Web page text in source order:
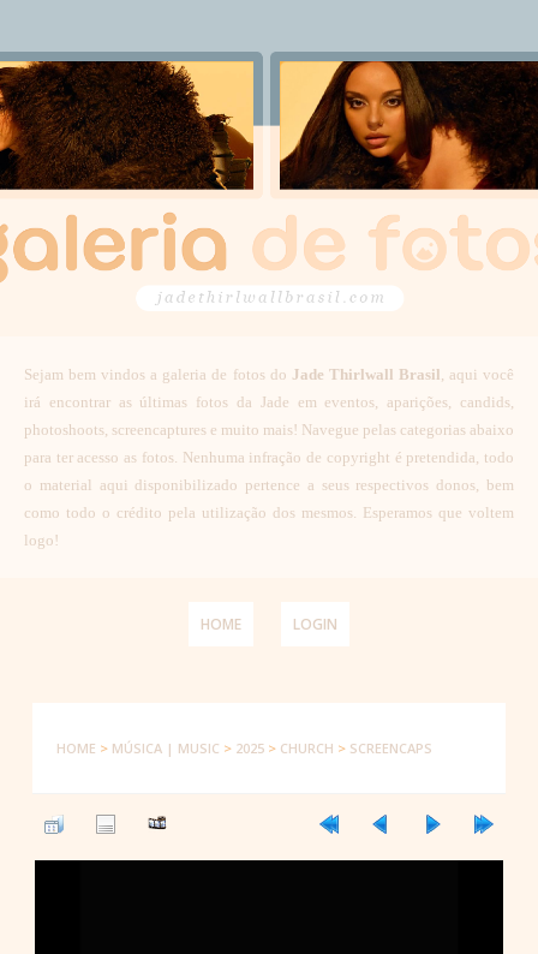
Sejam bem vindos a galeria de fotos do Jade Thirlwall Brasil, aqui você
irá encontrar as últimas fotos da Jade em eventos, aparições, candids,
photoshoots, screencaptures e muito mais! Navegue pelas categorias abaixo
para ter acesso as fotos. Nenhuma infração de copyright é pretendida, todo
o material aqui disponibilizado pertence a seus respectivos donos, bem
como todo o crédito pela utilização dos mesmos. Esperamos que voltem
logo!
HOME LOGIN
HOME > MÚSICA | MUSIC > 2025 > CHURCH > SCREENCAPS